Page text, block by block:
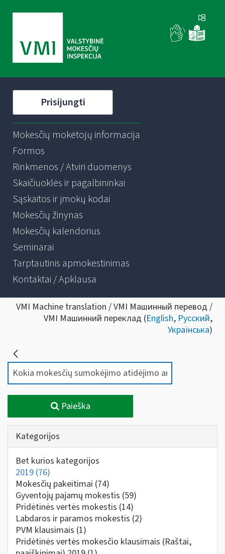
Prisijungti
Mokesčių mokėtojų informacija
Formos
Rinkmenos / Atviri duomenys
Skaičiuoklės ir pagalbininkai
Sąskaitos ir įmokų kodai
Mokesčių žinynas
Mokesčių kalendorius
Seminarai
Tarptautinis apmokestinimas
Kontaktai / Apklausa
VMI Machine translation / VMI Машинный перевод /
VMI Машинний переклад (English, Русский,
Українська)
Paieška
Kategorijos
Bet kurios kategorijos
2019 (76)
Mokesčių pakeitimai (74)
Gyventojų pajamų mokestis (59)
Pridėtinės vertės mokestis (14)
Labdaros ir paramos mokestis (2)
PVM klausimais (1)
Pridėtinės vertės mokesčio klausimais (Raštai,